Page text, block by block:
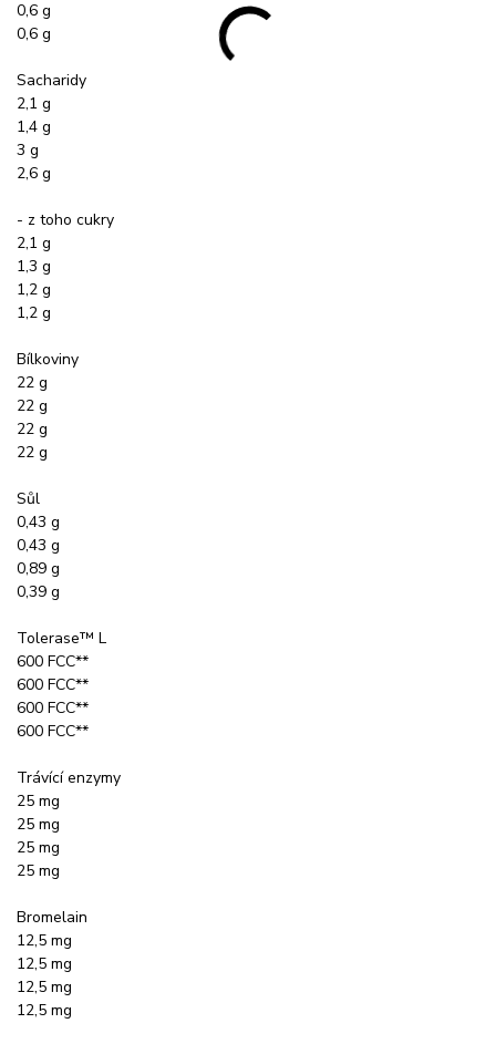
0,6 g
0,6 g
Sacharidy
2,1 g
1,4 g
3 g
2,6 g
- z toho cukry
2,1 g
1,3 g
1,2 g
1,2 g
Bílkoviny
22 g
22 g
22 g
22 g
Sůl
0,43 g
0,43 g
0,89 g
0,39 g
Tolerase™ L
600 FCC**
600 FCC**
600 FCC**
600 FCC**
Trávící enzymy
25 mg
25 mg
25 mg
25 mg
Bromelain
12,5 mg
12,5 mg
12,5 mg
12,5 mg